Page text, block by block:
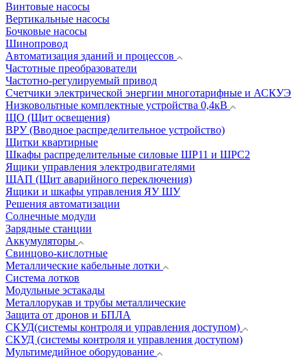
Винтовые насосы
Вертикальные насосы
Бочковые насосы
Шинопровод
Автоматизация зданий и процессов
Частотные преобразователи
Частотно-регулируемый привод
Счетчики электрической энергии многотарифные и АСКУЭ
Низковольтные комплектные устройства 0,4кВ
ЩО (Щит освещения)
ВРУ (Вводное распределительное устройство)
Щитки квартирные
Шкафы распределительные силовые ШР11 и ШРС2
Ящики управления электродвигателями
ЩАП (Щит аварийного переключения)
Ящики и шкафы управления ЯУ ШУ
Решения автоматизации
Солнечные модули
Зарядные станции
Аккумуляторы
Свинцово-кислотные
Металлические кабельные лотки
Система лотков
Модульные эстакады
Металлорукав и трубы металлические
Защита от дронов и БПЛА
СКУД(системы контроля и управления доступом)
СКУД (системы контроля и управления доступом)
Мультимедийное оборудование